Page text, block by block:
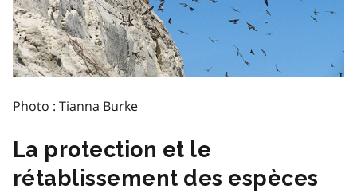
Photo : Tianna Burke
La protection et le
rétablissement des espèces